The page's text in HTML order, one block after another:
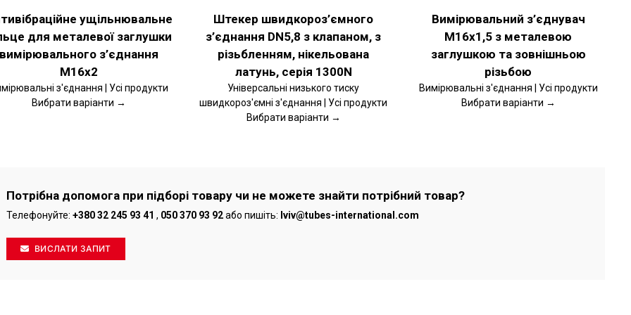
ущільнювальне
для металевої заглушки
вимірювального з’єднання
M16x2
з'єднання | Усі продукти
Вибрати варіанти →
НА
СТОРІНЦІ
ТОВАРУ
Штекер швидкороз’ємного
з’єднання DN5,8 з клапаном, з
різьбленням, нікельована
латунь, серія 1300N
Універсальні низького тиску
швидкороз'ємні з'єднання | Усі продукти
Вибрати варіанти →
НА
СТОРІНЦІ
Вимірювальний з’єднувач
M16x1,5 з металевою
заглушкою та зовнішньою
різьбою
Вимірювальні з'єднання | Усі продукти
Вибрати варіанти →
Потрібна допомога при підборі товару чи не можете знайти потрібний товар?
Телефонуйте: +380 32 245 93 41 , 050 370 93 92або пишіть: lviv@tubes-international.com
ВИСЛАТИ ЗАПИТ